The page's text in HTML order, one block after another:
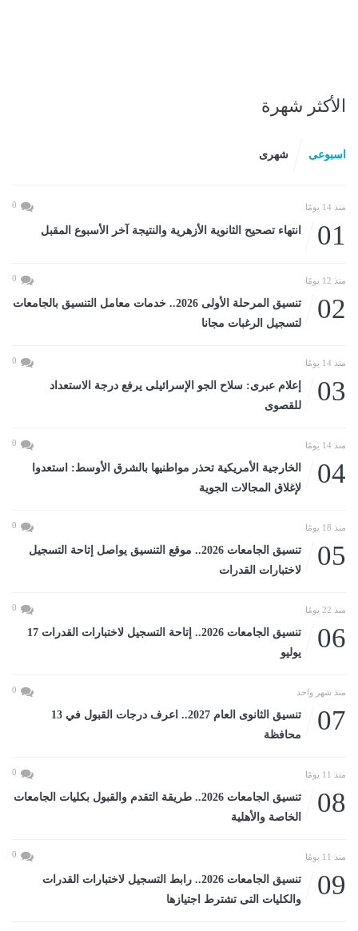
الأكثر شهرة
اسبوعى شهرى
منذ 14 يومًا 0
01 انتهاء تصحيح الثانوية الأزهرية والنتيجة آخر الأسبوع المقبل
منذ 12 يومًا 0
02
تنسيق المرحلة الأولى 2026.. خدمات معامل التنسيق بالجامعات
لتسجيل الرغبات مجانا
منذ 14 يومًا 0
03
إعلام عبرى: سلاح الجو الإسرائيلى يرفع درجة الاستعداد
للقصوى
منذ 14 يومًا 0
04
الخارجية الأمريكية تحذر مواطنيها بالشرق الأوسط: استعدوا
لإغلاق المجالات الجوية
منذ 18 يومًا 0
05
تنسيق الجامعات 2026.. موقع التنسيق يواصل إتاحة التسجيل
لاختبارات القدرات
منذ 22 يومًا 0
06
تنسيق الجامعات 2026.. إتاحة التسجيل لاختبارات القدرات 17
يوليو
منذ شهر واحد 0
07
تنسيق الثانوى العام 2027.. اعرف درجات القبول في 13
محافظة
منذ 11 يومًا 0
08
تنسيق الجامعات 2026.. طريقة التقدم والقبول بكليات الجامعات
الخاصة والأهلية
منذ 11 يومًا 0
09
تنسيق الجامعات 2026.. رابط التسجيل لاختبارات القدرات
والكليات التى تشترط اجتيازها